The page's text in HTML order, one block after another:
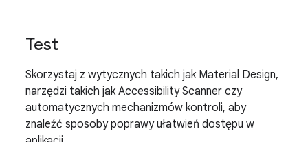
Test
Skorzystaj z wytycznych takich jak Material Design,
narzędzi takich jak Accessibility Scanner czy
automatycznych mechanizmów kontroli, aby
znaleźć sposoby poprawy ułatwień dostępu w